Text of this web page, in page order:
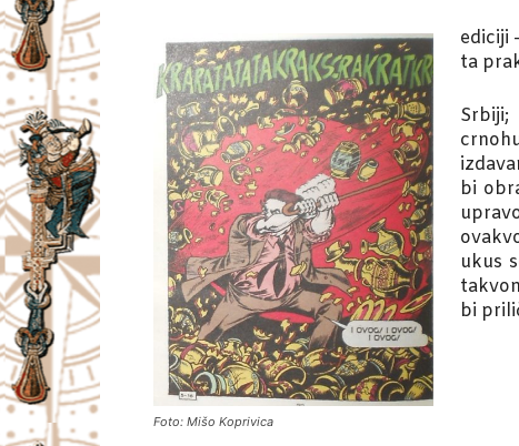
Foto: Mišo Koprivica
ediciji
ta
bi
ukus
bi